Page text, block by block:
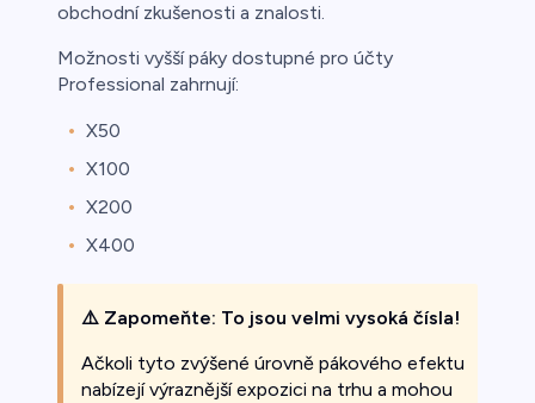
obchodní zkušenosti a znalosti.
Možnosti vyšší páky dostupné pro účty
Professional zahrnují:
X50
X100
X200
X400
⚠️ Zapomeňte: To jsou velmi vysoká čísla!
Ačkoli tyto zvýšené úrovně pákového efektu
nabízejí výraznější expozici na trhu a mohou